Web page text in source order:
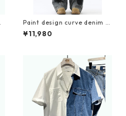
Paint design curve denim je
ans D0191
¥11,980